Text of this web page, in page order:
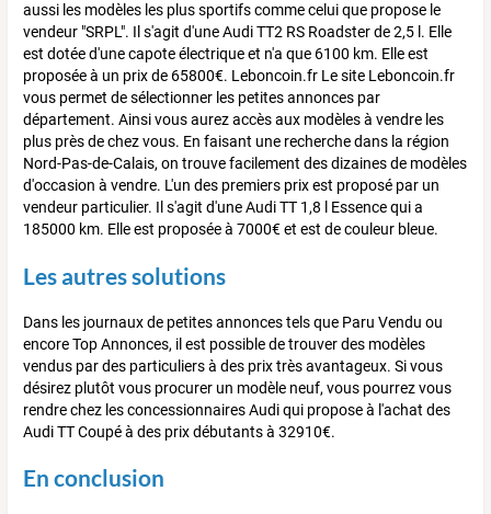
aussi les modèles les plus sportifs comme celui que propose le
vendeur "SRPL". Il s'agit d'une Audi TT2 RS Roadster de 2,5 l. Elle
est dotée d'une capote électrique et n'a que 6100 km. Elle est
proposée à un prix de 65800€. Leboncoin.fr Le site Leboncoin.fr
vous permet de sélectionner les petites annonces par
département. Ainsi vous aurez accès aux modèles à vendre les
plus près de chez vous. En faisant une recherche dans la région
Nord-Pas-de-Calais, on trouve facilement des dizaines de modèles
d'occasion à vendre. L'un des premiers prix est proposé par un
vendeur particulier. Il s'agit d'une Audi TT 1,8 l Essence qui a
185000 km. Elle est proposée à 7000€ et est de couleur bleue.
Les autres solutions
Dans les journaux de petites annonces tels que Paru Vendu ou
encore Top Annonces, il est possible de trouver des modèles
vendus par des particuliers à des prix très avantageux. Si vous
désirez plutôt vous procurer un modèle neuf, vous pourrez vous
rendre chez les concessionnaires Audi qui propose à l'achat des
Audi TT Coupé à des prix débutants à 32910€.
En conclusion